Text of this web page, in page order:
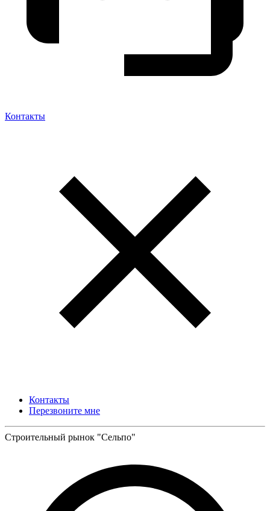
Контакты
Контакты
Перезвоните мне
Строительный рынок "Сельпо"